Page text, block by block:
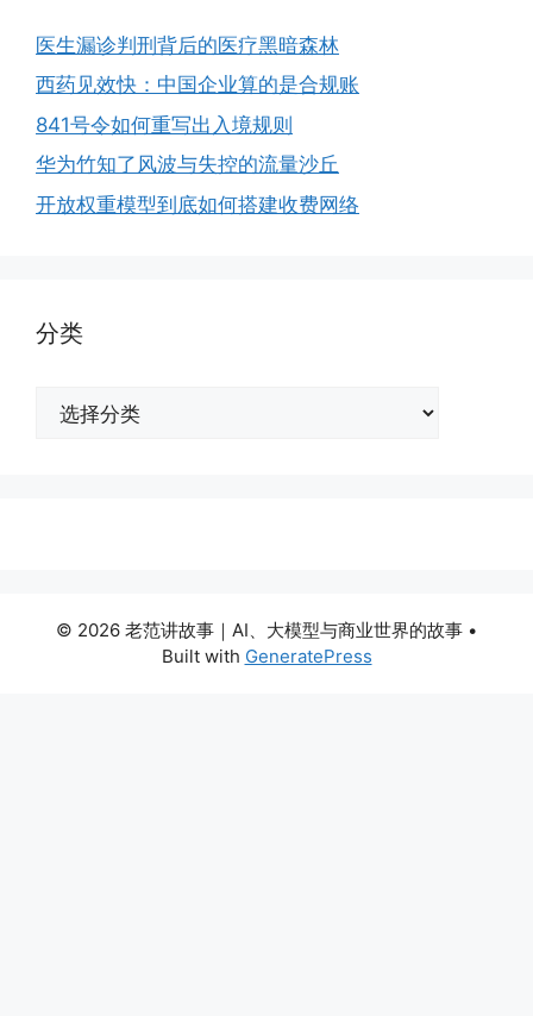
医生漏诊判刑背后的医疗黑暗森林
西药见效快：中国企业算的是合规账
841号令如何重写出入境规则
华为竹知了风波与失控的流量沙丘
开放权重模型到底如何搭建收费网络
分类
© 2026 老范讲故事｜AI、大模型与商业世界的故事 •
Built with GeneratePress